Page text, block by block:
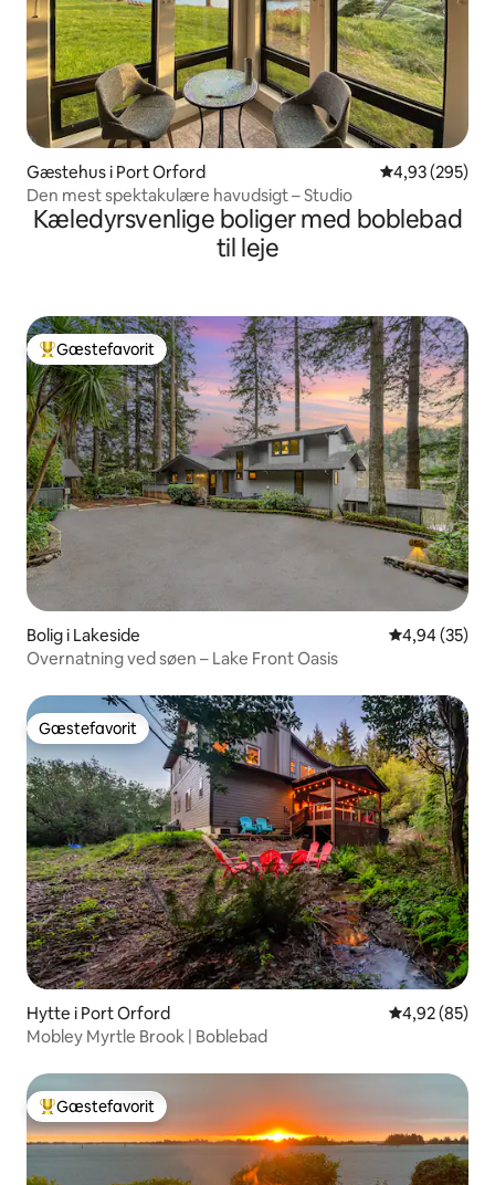
Gæstehus i Port Orford 4,93 ud af 5 i
4,93 (295)
Den mest spektakulære havudsigt – Studio
Kæledyrsvenlige boliger med boblebad
til leje
Bedste gæstefavorit
Gæstefavorit
Bolig i Lakeside 4,94 ud af 5 i
4,94 (35)
Overnatning ved søen – Lake Front Oasis
Gæstefavorit
Gæstefavorit
Hytte i Port Orford 4,92 ud af 5 i
4,92 (85)
Mobley Myrtle Brook | Boblebad
Bedste gæstefavorit
Gæstefavorit